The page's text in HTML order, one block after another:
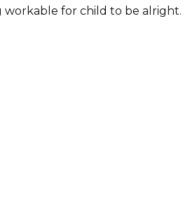
workable for child to be alright.